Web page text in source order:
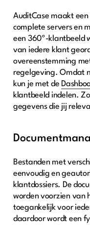
AuditCase maakt
complete servers en
een 360º-klantbeeld
van iedere klant
overeenstemming
regelgeving. Omdat
kun je met de
klantbeeld indelen.
gegevens die jij
Bestanden met
eenvoudig en
klantdossiers. De
worden voorzien van
toegankelijk voor
daardoor wordt een